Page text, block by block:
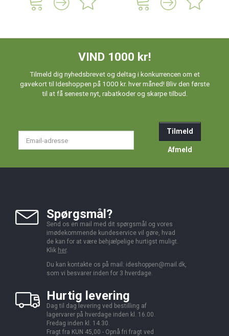
VIND 1000 kr!
Tilmeld dig nyhedsbrevet og deltag i konkurrencen om et
gavekort til Ideshoppen på 1000 kr. hver måned! Bliv den første
til at få seneste nyt, rabatkoder og skarpe tilbud.
Tilmeld
Afmeld
Spørgsmål?
Send os en mail med dit spørgsmål og vores
imødekommende kundeservice vil gøre, hvad
de kan for at være behjælpelige hurtigst muligt.
Klik her.
Du kan kontakte os på mail: ideshoppen@mail.dk,
som vi besvarer inden for 3 hverdage.
Hurtig levering
Dag til dag levering ved bestilling af
lagervarer på hverdage inden kl. 16.00.
Fredag inden kl. 14.30.
Fragt fra KUN 45,00 - Opnå fri fragt ved